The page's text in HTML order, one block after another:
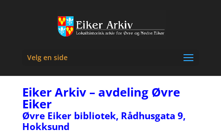
Velg en side
Eiker Arkiv – avdeling Øvre
Eiker
Øvre Eiker bibliotek, Rådhusgata 9,
Hokksund